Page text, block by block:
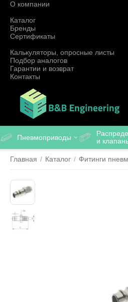
О компании
Каталог
Бренды
Сертификаты
Калькуляторы, опросные листы
Подбор аналогов
Гарантии и возврат
Контакты
Пневмоприводы
и
Главная / Каталог / Фитинги